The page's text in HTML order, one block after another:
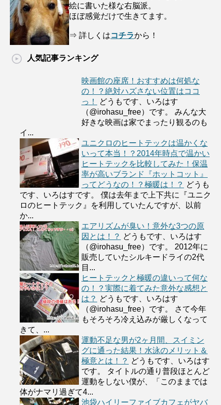
絵に書いた様な右脳派。
ほぼ感覚だけで生きてます。
⇒ 詳しくはコチラから！
人気記事ランキング
映画館の座席！おすすめは何処な
の！？絶対ハズさない位置はココ
っ！
どうもです、いろはす
（@irohasu_free）です。 みんな大
好きな映画は家でまったり観るのも
イ...
ユニクロのヒートテックは温かくな
いって本当！？2014年時点で温かい
ヒートテックを比較してみた！保温
率が高いブランド『ホットコット』
ってどうなの！？極暖は！？ どうも
です、いろはすです。 僕は去年まで上下共に『ユニク
ロのヒートテック』を利用していたんですが、以前
か...
エアリズムが臭い！意外な3つの原
因とは！？ どうもです、いろはす
（@irohasu_free）です。 2012年に
販売していたシルキードライの2代
目...
ヒートテックと極暖の違いって何な
の！？実際に着てみた意外な感想と
は？ どうもです、いろはす
（@irohasu_free）です。 さて今年
もそろそろ冷え込みが厳しくなって
きて、...
運動不足な男が2ヶ月間、スイミン
グに通った結果！水泳のメリット＆
極意とは！？ どうもです、いろはす
です。 タイトルの通り普段ほとんど
運動をしない僕が、「このままでは
体がナマリ過ぎて4...
池袋ハイリーファイブカフェがヤバ